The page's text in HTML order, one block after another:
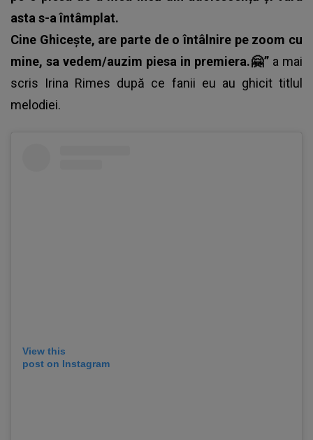
asta s-a întâmplat.
Cine Ghicește, are parte de o întâlnire pe zoom cu
mine, sa vedem/auzim piesa in premiera.🤗” a mai
scris Irina Rimes după ce fanii eu au ghicit titlul
melodiei.
View this
post on Instagram